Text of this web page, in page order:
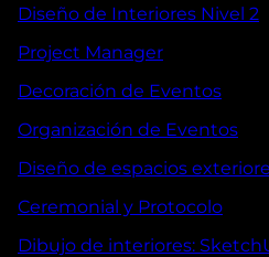
Diseño de Interiores Nivel 2
Project Manager
Decoración de Eventos
Organización de Eventos
Diseño de espacios
Ceremonial y Protocolo
Dibujo de interiores: